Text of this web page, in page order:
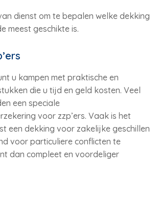
dienst om te bepalen welke dekking
meest geschikte is.
u kampen met praktische en
die u tijd en geld kosten. Veel
een speciale
voor zzp’ers. Vaak is het
een dekking voor zakelijke geschillen
voor particuliere conflicten te
dan compleet en voordeliger